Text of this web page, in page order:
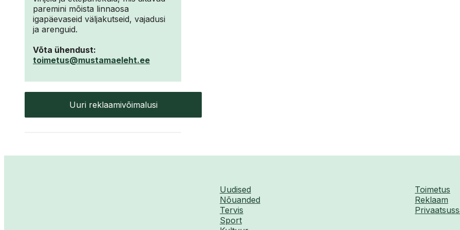
paremini mõista linnaosa
igapäevaseid väljakutseid, vajadusi
ja arenguid.
Võta ühendust:
toimetus@mustamaeleht.ee
Uuri reklaamivõimalusi
Uudised
Nõuanded
Tervis
Sport
Toimetus
Reklaam